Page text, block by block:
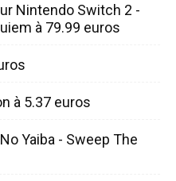
Nintendo Switch 2 -
à 79.99 euros
à 5.37 euros
Yaiba - Sweep The